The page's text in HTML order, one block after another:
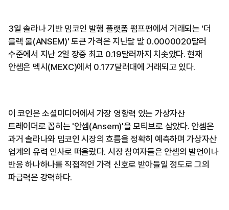
3일 솔라나 기반 밈코인 발행 플랫폼 펌프펀에서 거래되는 '더
블랙 불(ANSEM)' 토큰 가격은 지난달 말 0.0000020달러
수준에서 지난 2일 장중 최고 0.19달러까지 치솟았다. 현재
안셈은 멕시(MEXC)에서 0.177달러대에 거래되고 있다.
이 코인은 소셜미디어에서 가장 영향력 있는 가상자산
트레이더로 꼽히는 '안셈(Ansem)'을 모티브로 삼았다. 안셈은
과거 솔라나와 밈코인 시장의 흐름을 정확히 예측하며 가상자산
업계의 유력 인사로 떠올랐다. 시장 참여자들은 안셈의 발언이나
반응 하나하나를 직접적인 가격 신호로 받아들일 정도로 그의
파급력은 강력하다.